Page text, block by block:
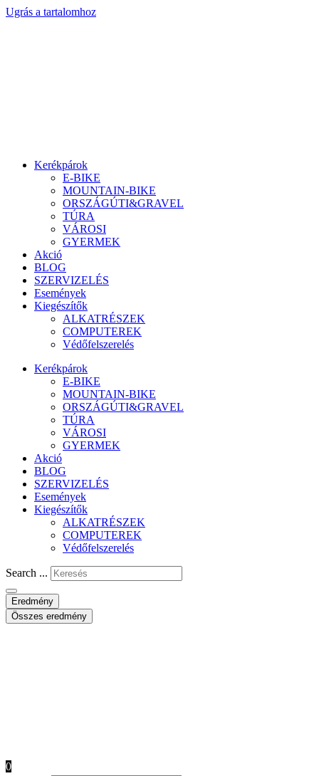
Ugrás a tartalomhoz
Kerékpárok
E-BIKE
MOUNTAIN-BIKE
ORSZÁGÚTI&GRAVEL
TÚRA
VÁROSI
GYERMEK
Akció
BLOG
SZERVIZELÉS
Események
Kiegészítők
ALKATRÉSZEK
COMPUTEREK
Védőfelszerelés
Kerékpárok
E-BIKE
MOUNTAIN-BIKE
ORSZÁGÚTI&GRAVEL
TÚRA
VÁROSI
GYERMEK
Akció
BLOG
SZERVIZELÉS
Események
Kiegészítők
ALKATRÉSZEK
COMPUTEREK
Védőfelszerelés
Search ...
Eredmény
Összes eredmény
0